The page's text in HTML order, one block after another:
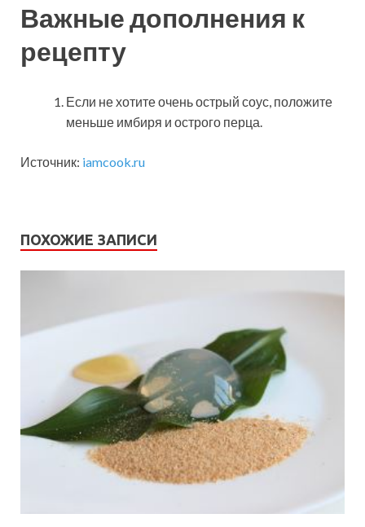
Важные дополнения к
рецепту
Если не хотите очень острый соус, положите
меньше имбиря и острого перца.
Источник: iamcook.ru
ПОХОЖИЕ ЗАПИСИ